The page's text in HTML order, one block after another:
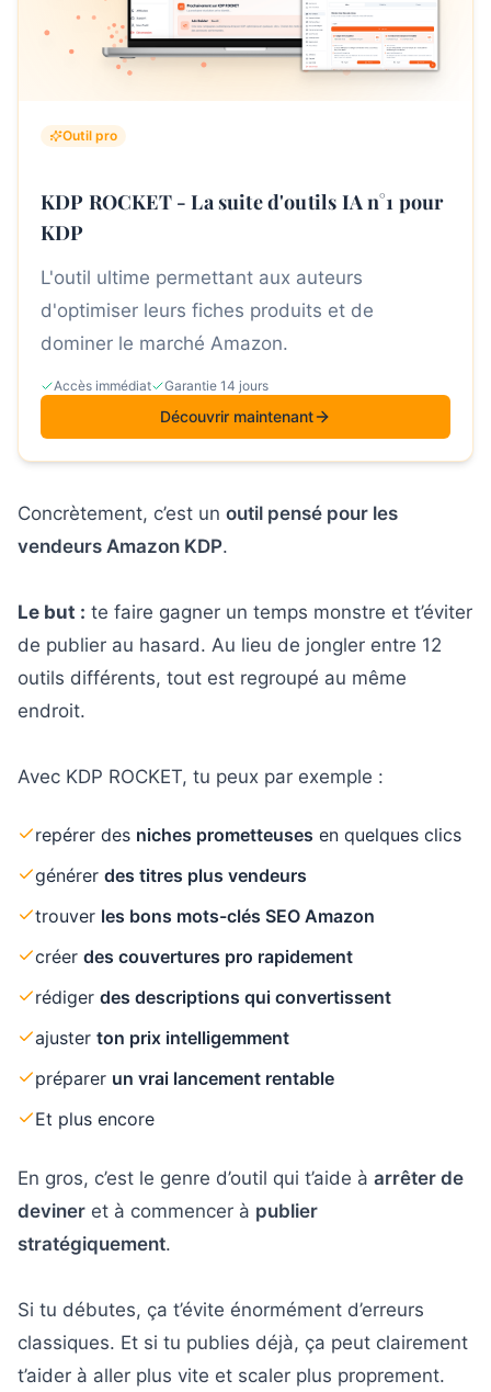
Outil pro
KDP ROCKET - La suite d'outils IA n°1 pour
KDP
L'outil ultime permettant aux auteurs
d'optimiser leurs fiches produits et de
dominer le marché Amazon.
Accès immédiat Garantie 14 jours
Découvrir maintenant
Concrètement, c’est un outil pensé pour les
vendeurs Amazon KDP.
Le but : te faire gagner un temps monstre et t’éviter
de publier au hasard. Au lieu de jongler entre 12
outils différents, tout est regroupé au même
endroit.
Avec KDP ROCKET, tu peux par exemple :
repérer des niches prometteuses en quelques clics
générer des titres plus vendeurs
trouver les bons mots-clés SEO Amazon
créer des couvertures pro rapidement
rédiger des descriptions qui convertissent
ajuster ton prix intelligemment
préparer un vrai lancement rentable
Et plus encore
En gros, c’est le genre d’outil qui t’aide à arrêter de
deviner et à commencer à publier
stratégiquement.
Si tu débutes, ça t’évite énormément d’erreurs
classiques. Et si tu publies déjà, ça peut clairement
t’aider à aller plus vite et scaler plus proprement.